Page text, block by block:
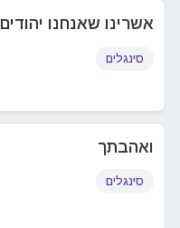
אשרינו שאנחנו יהודים
סינגלים
ואהבתך
סינגלים